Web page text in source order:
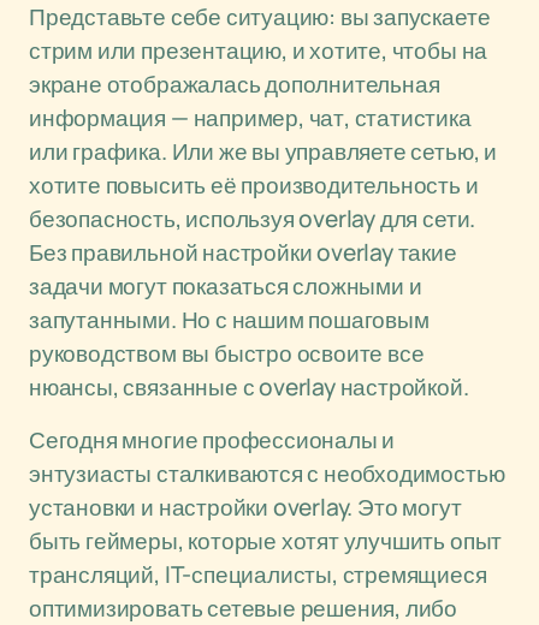
Представьте себе ситуацию: вы запускаете
стрим или презентацию, и хотите, чтобы на
экране отображалась дополнительная
информация — например, чат, статистика
или графика. Или же вы управляете сетью, и
хотите повысить её производительность и
безопасность, используя overlay для сети.
Без правильной настройки overlay такие
задачи могут показаться сложными и
запутанными. Но с нашим пошаговым
руководством вы быстро освоите все
нюансы, связанные с overlay настройкой.
Сегодня многие профессионалы и
энтузиасты сталкиваются с необходимостью
установки и настройки overlay. Это могут
быть геймеры, которые хотят улучшить опыт
трансляций, IT-специалисты, стремящиеся
оптимизировать сетевые решения, либо